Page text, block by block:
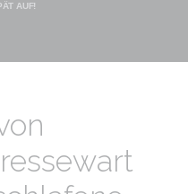
AUF!